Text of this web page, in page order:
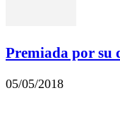
Premiada por su
05/05/2018